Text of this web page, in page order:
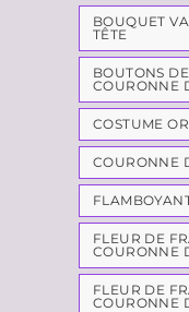
BOUQUET
TÊTE
BOUTONS
COURONNE
COSTUME
COURONNE
FLEUR DE
COURONNE
FLEUR DE
COURONNE